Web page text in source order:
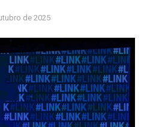
de 2025